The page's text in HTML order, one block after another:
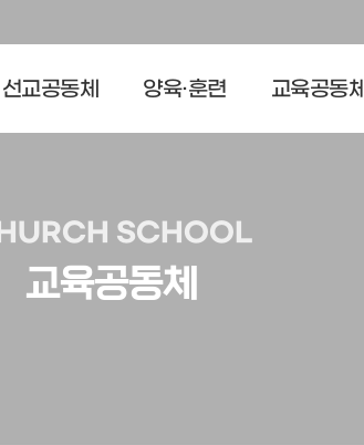
선교공동체 양육·훈련 교육공동체
SCHOOL
교육공동체